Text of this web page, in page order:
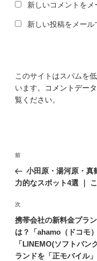
新しいコメントをメ
新しい投稿をメール
このサイトはスパムを
います。
コメントデー
覧ください。
投
ナ
ゲ
ー
シ
ョ
前
の
投
前
小田原・湯河原・真
力的なスポット4選 ｜
次
の
投
稿
次
携帯会社の新料金プラ
は？「ahamo（ドコモ
「LINEMO(ソフトバ
ランドを「正モバイル